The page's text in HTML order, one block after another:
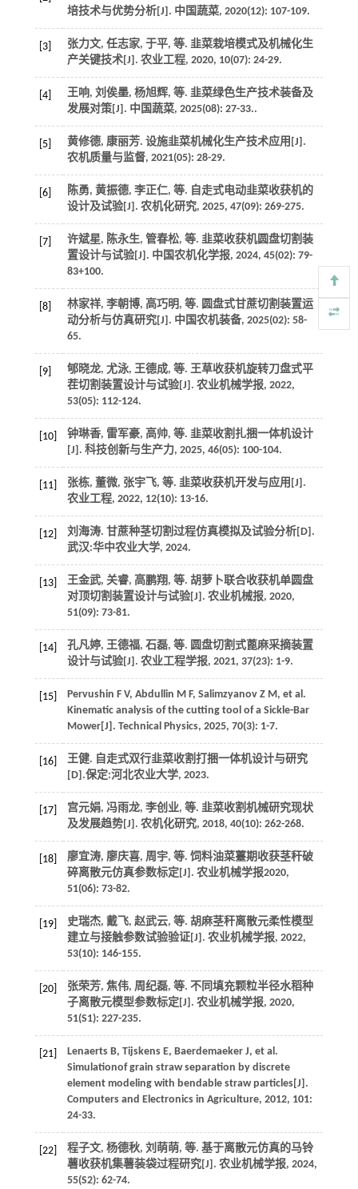
培技术与优势分析[J]. 中国蔬菜, 2020(12): 107-109.
[3] 张力文, 任志家, 于平, 等. 韭菜栽培模式及机械化生
产关键技术[J]. 农业工程, 2020, 10(07): 24-29.
[4] 王响, 刘俟墨, 杨旭辉, 等. 韭菜绿色生产技术装备及
发展对策[J]. 中国蔬菜, 2025(08): 27-33..
[5]
黄修德, 康丽芳. 设施韭菜机械化生产技术应用[J].
农机质量与监督, 2021(05): 28-29.
[6] 陈勇, 黄振德, 李正仁, 等. 自走式电动韭菜收获机的
设计及试验[J]. 农机化研究, 2025, 47(09): 269-275.
[7] 许斌星, 陈永生, 管春松, 等. 韭菜收获机圆盘切割装
置设计与试验[J]. 中国农机化学报, 2024, 45(02): 79-
83+100.
[8] 林家祥, 李朝博, 高巧明, 等. 圆盘式甘蔗切割装置运
动分析与仿真研究[J]. 中国农机装备, 2025(02): 58-
65.
[9] 郇晓龙, 尤泳, 王德成, 等. 王草收获机旋转刀盘式平
茬切割装置设计与试验[J]. 农业机械学报, 2022,
53(05): 112-124.
[10] 钟琳香, 雷军豪, 高帅, 等. 韭菜收割扎捆一体机设计
[J]. 科技创新与生产力, 2025, 46(05): 100-104.
[11] 张栋, 董微, 张宇飞, 等. 韭菜收获机开发与应用[J].
农业工程, 2022, 12(10): 13-16.
[12]
刘海涛. 甘蔗种茎切割过程仿真模拟及试验分析[D].
武汉:华中农业大学, 2024.
[13] 王金武, 关睿, 高鹏翔, 等. 胡萝卜联合收获机单圆盘
对顶切割装置设计与试验[J]. 农业机械报, 2020,
51(09): 73-81.
[14] 孔凡婷, 王德福, 石磊, 等. 圆盘切割式蓖麻采摘装置
设计与试验[J]. 农业工程学报, 2021, 37(23): 1-9.
[15] Pervushin F V, Abdullin M F, Salimzyanov Z M, et al.
Kinematic analysis of the cutting tool of a Sickle-Bar
Mower[J]. Technical Physics, 2025, 70(3): 1-7.
[16]
王健. 自走式双行韭菜收割打捆一体机设计与研究
[D].保定:河北农业大学, 2023.
[17] 宫元娟, 冯雨龙, 李创业, 等. 韭菜收割机械研究现状
及发展趋势[J]. 农机化研究, 2018, 40(10): 262-268.
[18] 廖宜涛, 廖庆喜, 周宇, 等. 饲料油菜薹期收获茎秆破
碎离散元仿真参数标定[J]. 农业机械学报2020,
51(06): 73-82.
[19] 史瑞杰, 戴飞, 赵武云, 等. 胡麻茎秆离散元柔性模型
建立与接触参数试验验证[J]. 农业机械学报, 2022,
53(10): 146-155.
[20] 张荣芳, 焦伟, 周纪磊, 等. 不同填充颗粒半径水稻种
子离散元模型参数标定[J]. 农业机械学报, 2020,
51(S1): 227-235.
[21] Lenaerts B, Tijskens E, Baerdemaeker J, et al.
Simulationof grain straw separation by discrete
element modeling with bendable straw particles[J].
Computers and Electronics in Agriculture, 2012, 101:
24-33.
[22] 程子文, 杨德秋, 刘萌萌, 等. 基于离散元仿真的马铃
薯收获机集薯装袋过程研究[J]. 农业机械学报, 2024,
55(S2): 62-74.